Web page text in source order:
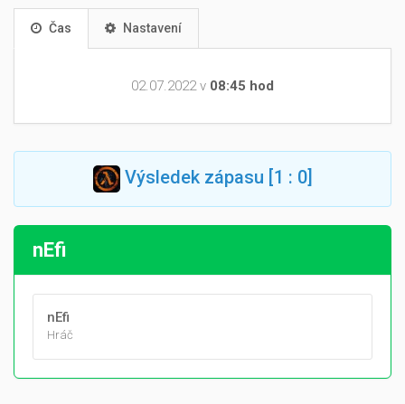
Čas Nastavení
02.07.2022 v 08:45 hod
Výsledek zápasu [1 : 0]
nEfi
nEfi
Hráč